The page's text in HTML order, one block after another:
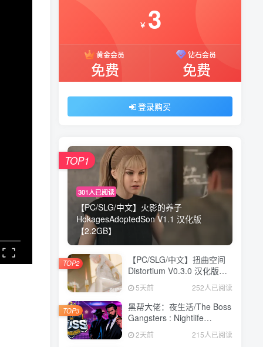
￥ 3
黄金会员
免费
钻石会员
免费
登录购买
301人已阅读
【PC/SLG/中文】火影的养子
HokagesAdoptedSon V1.1 汉化版
【2.2GB】
TOP1
【PC/SLG/中文】扭曲空间
Distortium V0.3.0 汉化版
【4.5GB】
5天前 252人已阅读
TOP2
黑帮大佬：夜生活/The Boss
Gangsters : Nightlife
Build.21376939|模拟经营|容
量8.4GB|免安装绿色中文版
2天前 215人已阅读
TOP3